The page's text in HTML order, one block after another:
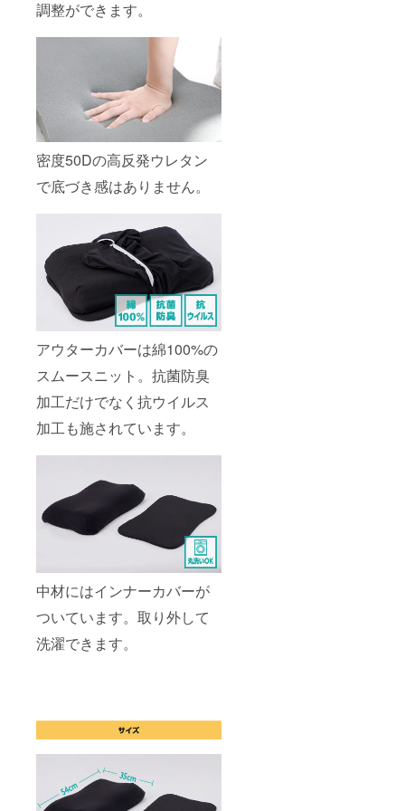
調整ができます。
密度50Dの高反発ウレタン
で底づき感はありません。
アウターカバーは綿100%の
スムースニット。抗菌防臭
加工だけでなく抗ウイルス
加工も施されています。
中材にはインナーカバーが
ついています。取り外して
洗濯できます。